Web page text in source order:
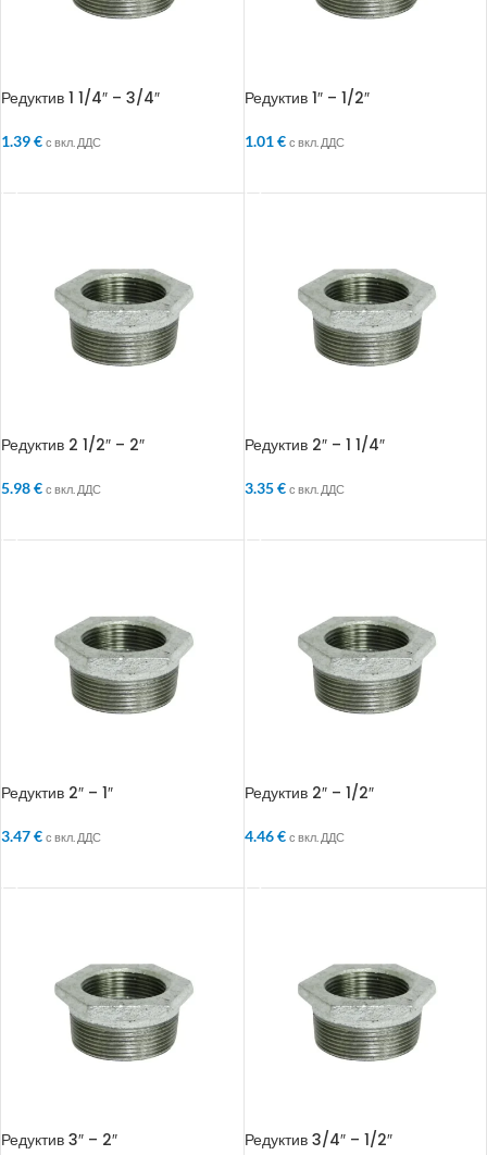
Редуктив 1 1/4″ – 3/4″
1.39€ с вкл. ДДС
Редуктив 1″ – 1/2″
1.01€ с вкл. ДДС
Редуктив 2 1/2″ – 2″
5.98€ с вкл. ДДС
Редуктив 2″ – 1 1/4″
3.35€ с вкл. ДДС
Редуктив 2″ – 1″
3.47€ с вкл. ДДС
Редуктив 2″ – 1/2″
4.46€ с вкл. ДДС
Редуктив 3″ – 2″ Редуктив 3/4″ – 1/2″